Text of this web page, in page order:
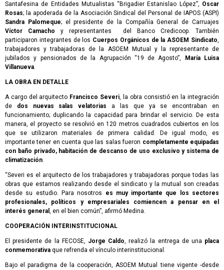
Santafesina de Entidades Mutualistas “Brigadier Estanislao López”, Oscar
Rosas; la apoderada de la Asociación Sindical del Personal de IAPOS (ASPI)
Sandra Palomeque; el presidente de la Compañía General de Carruajes
Víctor Camacho y representantes del Banco Credicoop. También
participaron integrantes de los Cuerpos Orgánicos de la ASOEM Sindicato,
trabajadores y trabajadoras de la ASOEM Mutual y la representante de
jubilados y pensionados de la Agrupación “19 de Agosto”,
María Luisa
Villanueva.
LA OBRA EN DETALLE
A cargo del arquitecto Francisco Severi, la obra consistió en la integración
de dos nuevas salas velatorias a las que ya se encontraban en
funcionamiento; duplicando la capacidad para brindar el servicio. De esta
manera, el proyecto se resolvió en 120 metros cuadrados cubiertos en los
que se utilizaron materiales de primera calidad. De igual modo, es
importante tener en cuenta que las salas fueron completamente equipadas
con baño privado, habitación de descanso de uso exclusivo y sistema de
climatización.
“Severi es el arquitecto de los trabajadores y trabajadoras porque todas las
obras que estamos realizando desde el sindicato y la mutual son creadas
desde su estudio. Para nosotros
es muy importante que los sectores
profesionales, políticos y empresariales comiencen a pensar en el
interés general , en el bien común”, afirmó Medina.
COOPERACIÓN INTERINSTITUCIONAL
El presidente de la FECOSE, Jorge Caldo, realizó la entrega de una placa
conmemorativa que refrenda el vínculo interinstitucional.
Bajo el paradigma de la cooperación, ASOEM Mutual tiene vigente -desde